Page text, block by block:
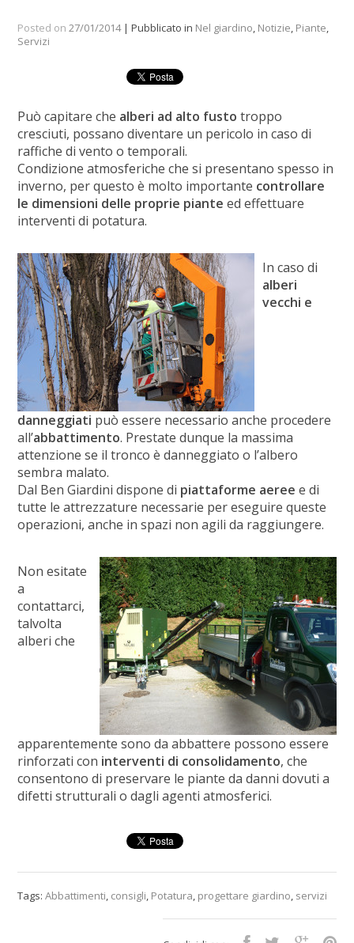
Posted on27/01/2014 | Pubblicato in Nel giardino, Notizie, Piante,
Servizi
Può capitare che alberi ad alto fusto troppo
cresciuti, possano diventare un pericolo in caso di
raffiche di vento o temporali.
Condizione atmosferiche che si presentano spesso in
inverno, per questo è molto importante controllare
le dimensioni delle proprie piante ed effettuare
interventi di potatura.
In caso di
alberi
vecchi e
danneggiati può essere necessario anche procedere
all’abbattimento. Prestate dunque la massima
attenzione se il tronco è danneggiato o l’albero
sembra malato.
Dal Ben Giardini dispone di piattaforme aeree e di
tutte le attrezzature necessarie per eseguire queste
operazioni, anche in spazi non agili da raggiungere.
Non esitate
a
contattarci,
talvolta
alberi che
apparentemente sono da abbattere possono essere
rinforzati con interventi di consolidamento, che
consentono di preservare le piante da danni dovuti a
difetti strutturali o dagli agenti atmosferici.
Tags:Abbattimenti, consigli, Potatura, progettare giardino, servizi